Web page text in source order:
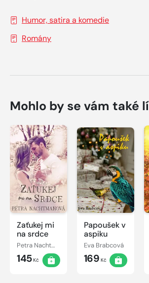
Humor, satira a komedie
Romány
Mohlo by se vám také
Zaťukej mi
na srdce
Petra Nachtmanová
145Kč
Papoušek v
aspiku
Eva Brabcová
169 Kč